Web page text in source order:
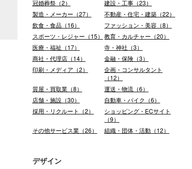
冠婚葬祭（2）
建設・工事（23）
製造・メーカー（27）
不動産・住宅・建築（22）
飲食・食品（16）
ファッション・美容（8）
スポーツ・レジャー（15） 教育・カルチャー（20）
医療・福祉（17）
寺・神社（3）
商社・代理店（14）
金融・保険（3）
印刷・メディア（2）
企画・コンサルタント
（12）
質屋・買取業（8）
運送・物流（6）
店舗・施設（30）
自動車・バイク（6）
採用・リクルート（2）
ショッピング・ECサイト
（9）
その他サービス業（26）
組織・団体・活動（12）
デザイン